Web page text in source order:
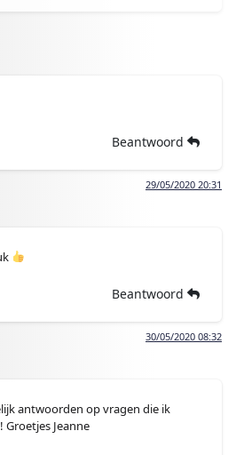
Beantwoord
29/05/2020 20:31
Beantwoord
30/05/2020 08:32
antwoorden op vragen die ik
Jeanne